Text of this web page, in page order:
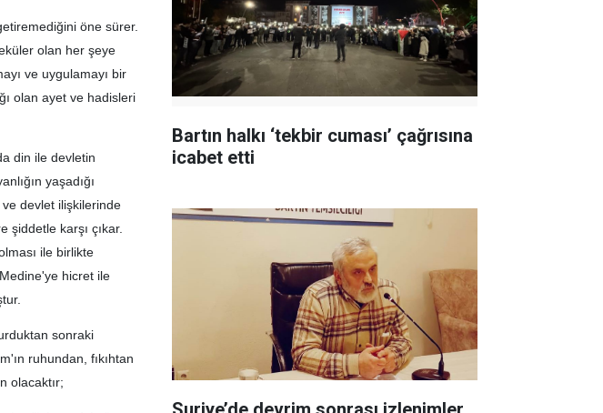
öne sürer.
olan her şeye
ve uygulamayı bir
olan ayet ve hadisleri
din ile devletin
yaşadığı
devlet ilişkilerinde
şiddetle karşı çıkar.
ile birlikte
hicret ile
sonraki
ruhundan, fıkıhtan
olacaktır;
Bartın halkı ‘tekbir cuması’ çağrısına
icabet etti